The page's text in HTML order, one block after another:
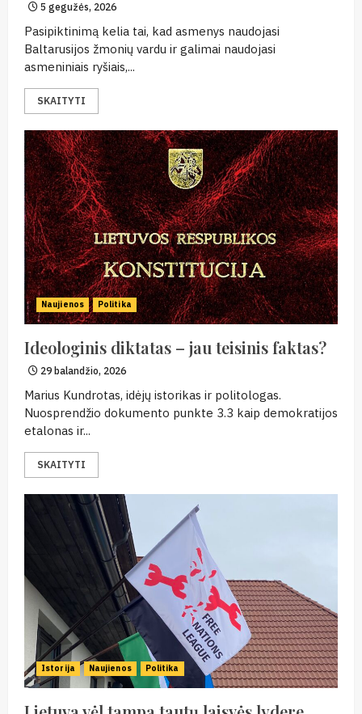
5 gegužės, 2026
Pasipiktinimą kelia tai, kad asmenys naudojasi
Baltarusijos žmonių vardu ir galimai naudojasi
asmeniniais ryšiais,...
SKAITYTI
Naujienos Politika
Ideologinis diktatas – jau teisinis faktas?
29 balandžio, 2026
Marius Kundrotas, idėjų istorikas ir politologas.
Nuosprendžio dokumento punkte 3.3 kaip demokratijos
etalonas ir...
SKAITYTI
Istorija Naujienos Politika